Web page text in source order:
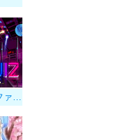
LOVE：QUIZ～恋する乙女のファイナルアンサー～